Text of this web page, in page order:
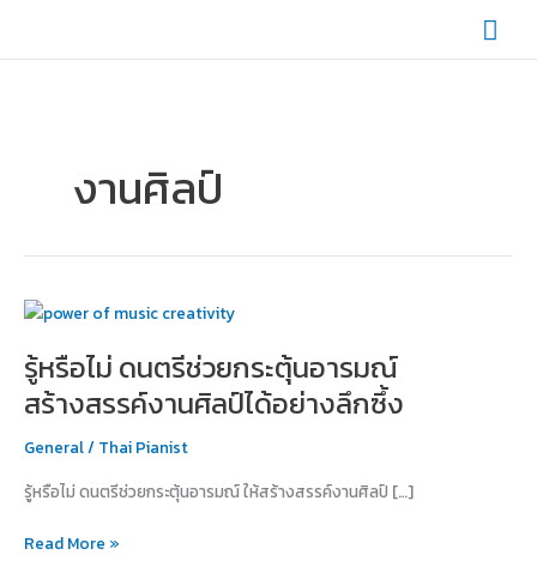
content
งานศิลป์
รู้หรือไม่ ดนตรีช่วยกระตุ้นอารมณ์
สร้างสรรค์งานศิลป์ได้อย่างลึกซึ้ง
General/ Thai Pianist
รู้หรือไม่ ดนตรีช่วยกระตุ้นอารมณ์ ให้สร้างสรรค์งานศิลป์ […]
รู้
ไม่
ดนตรี
ช่วย
กระตุ้น
สร้างสรรค์
ศิลป์
Read More »